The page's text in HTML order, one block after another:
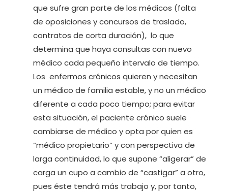
que sufre gran parte de los médicos (falta
de oposiciones y concursos de traslado,
contratos de corta duración), lo que
determina que haya consultas con nuevo
médico cada pequeño intervalo de tiempo.
Los enfermos crónicos quieren y necesitan
un médico de familia estable, y no un médico
diferente a cada poco tiempo; para evitar
esta situación, el paciente crónico suele
cambiarse de médico y opta por quien es
“médico propietario” y con perspectiva de
larga continuidad, lo que supone “aligerar” de
carga un cupo a cambio de “castigar” a otro,
pues éste tendrá más trabajo y, por tanto,